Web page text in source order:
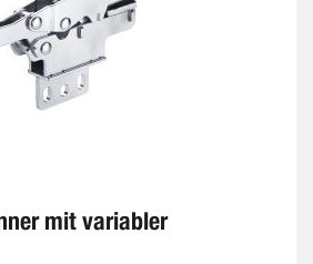
mit variabler